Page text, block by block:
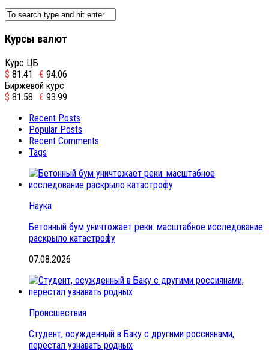
Курсы валют
Курс ЦБ
$ 81.41 € 94.06
Биржевой курс
$ 81.58 € 93.99
Recent Posts
Popular Posts
Recent Comments
Tags
Наука
Бетонный бум уничтожает реки: масштабное исследование
раскрыло катастрофу
07.08.2026
Происшествия
Студент, осужденный в Баку с другими россиянами,
перестал узнавать родных